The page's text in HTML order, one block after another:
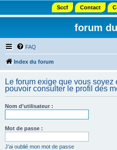
Sccf Contact
forum
FAQ
Index du forum
Le forum exige que vous
pouvoir consulter le profil des
Nom d’utilisateur :
Mot de passe :
J’ai oublié mon mot de passe